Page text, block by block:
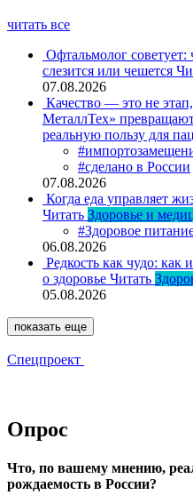
читать все
Офтальмолог советует:
слезится или чешется
07.08.2026
Качество — это не
МеталлТех»
реальную пользу для
#сделано в России
07.08.2026
Когда еда управляет
Читать Здоровье и
#Здоровое
06.08.2026
Редкость как чудо: как
о здоровье Читать
05.08.2026
показать еще
Спецпроект
Опрос
Что, по вашему мнению,
рождаемость в России?